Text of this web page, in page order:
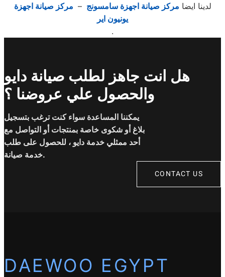
لدينا ايضا مركز صيانة اجهزة سامسونج – مركز صيانة اجهزة
يونيون اير
.
هل انت جاهز لطلب صيانة دايو
والحصول علي عروضنا ؟
يمكننا المساعدة سواء كنت ترغب بتسجيل
بلاغ أو شكوى خاصة بمنتجات أو التواصل مع
أحد ممثلي خدمة دايو ، للحصول على طلب
خدمة صيانة.
CONTACT US
DAEWOO EGYPT